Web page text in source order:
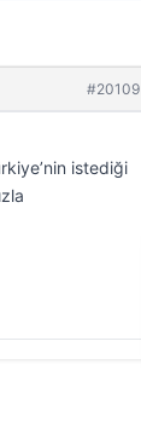
#20109
istediği